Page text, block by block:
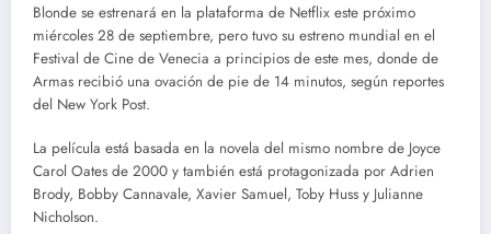
Blonde se estrenará en la plataforma de Netflix este próximo
miércoles 28 de septiembre, pero tuvo su estreno mundial en el
Festival de Cine de Venecia a principios de este mes, donde de
Armas recibió una ovación de pie de 14 minutos, según reportes
del New York Post.
La película está basada en la novela del mismo nombre de Joyce
Carol Oates de 2000 y también está protagonizada por Adrien
Brody, Bobby Cannavale, Xavier Samuel, Toby Huss y Julianne
Nicholson.